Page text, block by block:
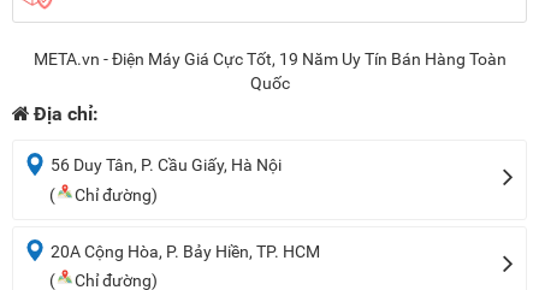
META.vn - Điện Máy Giá Cực Tốt, 19 Năm Uy Tín Bán Hàng Toàn
Quốc
Địa chỉ:
56 Duy Tân, P. Cầu Giấy, Hà Nội
(
Chỉ đường)
20A Cộng Hòa, P. Bảy Hiền, TP. HCM
(
Chỉ đường)